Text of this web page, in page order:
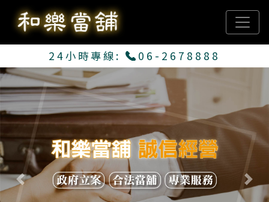
24小時專線: 06-2678888
Previous Next